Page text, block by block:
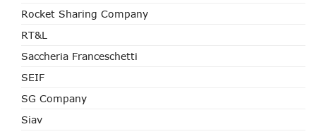
Rocket Sharing Company
RT&L
Saccheria Franceschetti
SEIF
SG Company
Siav